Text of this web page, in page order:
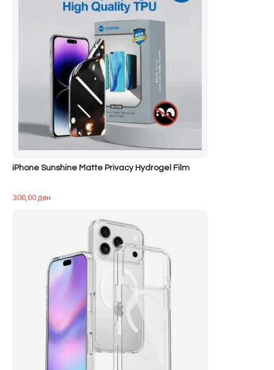
iPhone Sunshine Matte Privacy Hydrogel Film
300,00ден